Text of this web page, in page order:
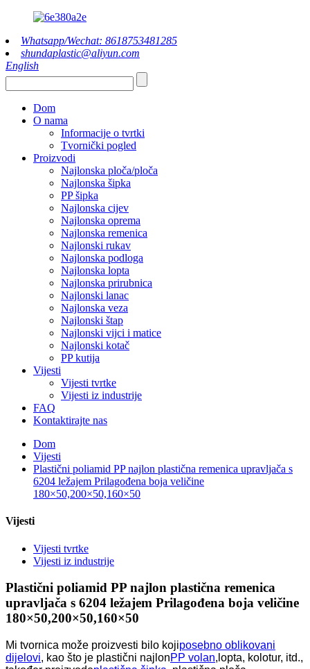
Whatsapp/Wechat: 8618753481285
shundaplastic@aliyun.com
English
Dom
O nama
Informacije o tvrtki
Tvornički pogled
Proizvodi
Najlonska ploča/ploča
Najlonska šipka
PP šipka
Najlonska cijev
Najlonska oprema
Najlonska remenica
Najlonski rukav
Najlonska podloga
Najlonska lopta
Najlonska prirubnica
Najlonski lanac
Najlonska veza
Najlonski štap
Najlonski vijci i matice
Najlonski kotač
PP kutija
Vijesti
Vijesti tvrtke
Vijesti iz industrije
FAQ
Kontaktirajte nas
Dom
Vijesti
Plastični poliamid PP najlon plastična remenica upravljača s
6204 ležajem Prilagođena boja veličine
180×50,200×50,160×50
Vijesti
Vijesti tvrtke
Vijesti iz industrije
Plastični poliamid PP najlon plastična remenica
upravljača s 6204 ležajem Prilagođena boja veličine
180×50,200×50,160×50
Mi tvornica može proizvesti bilo kojiposebno oblikovani
dijelovi, kao što je plastični najlonPP volan,lopta, kolotur, itd.,